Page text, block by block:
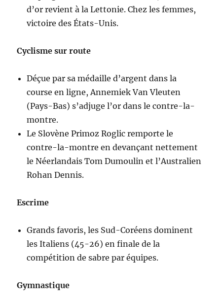
d’or revient à la Lettonie. Chez les femmes,
victoire des États-Unis.
Cyclisme sur route
Déçue par sa médaille d’argent dans la
course en ligne, Annemiek Van Vleuten
(Pays-Bas) s’adjuge l’or dans le contre-la-
montre.
Le Slovène Primoz Roglic remporte le
contre-la-montre en devançant nettement
le Néerlandais Tom Dumoulin et l’Australien
Rohan Dennis.
Escrime
Grands favoris, les Sud-Coréens dominent
les Italiens (45-26) en finale de la
compétition de sabre par équipes.
Gymnastique